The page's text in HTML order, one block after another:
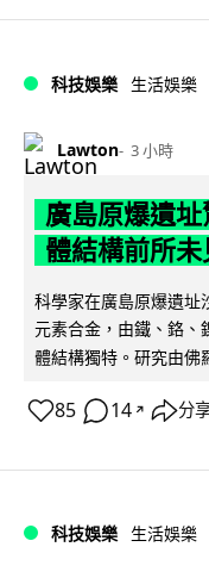
科技娛樂 生活娛樂
Lawton 3 小時
廣島原爆遺
體結構前所未
科學家在廣島原爆遺址
元素合金，由鐵、鉻、
體結構獨特。研究由佛
85 14 ↗ 分
科技娛樂 生活娛樂